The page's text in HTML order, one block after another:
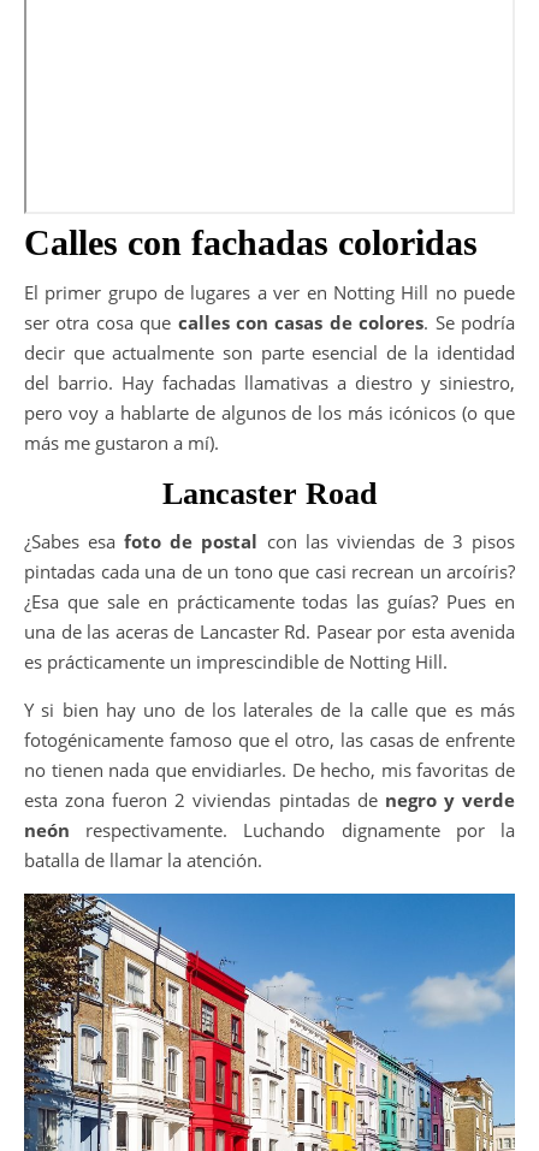
Calles con fachadas coloridas
El primer grupo de lugares a ver en Notting Hill no puede
ser otra cosa que calles con casas de colores. Se podría
decir que actualmente son parte esencial de la identidad
del barrio. Hay fachadas llamativas a diestro y siniestro,
pero voy a hablarte de algunos de los más icónicos (o que
más me gustaron a mí).
Lancaster Road
¿Sabes esafoto de postal con las viviendas de 3 pisos
pintadas cada una de un tono que casi recrean un arcoíris?
¿Esa que sale en prácticamente todas las guías? Pues en
una de las aceras de Lancaster Rd. Pasear por esta avenida
es prácticamente un imprescindible de Notting Hill.
Y si bien hay uno de los laterales de la calle que es más
fotogénicamente famoso que el otro, las casas de enfrente
no tienen nada que envidiarles. De hecho, mis favoritas de
esta zona fueron 2 viviendas pintadas de negro y verde
neón respectivamente. Luchando dignamente por la
batalla de llamar la atención.